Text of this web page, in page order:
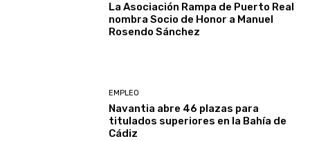
La Asociación Rampa de Puerto Real
nombra Socio de Honor a Manuel
Rosendo Sánchez
EMPLEO
Navantia abre 46 plazas para
titulados superiores en la Bahía de
Cádiz